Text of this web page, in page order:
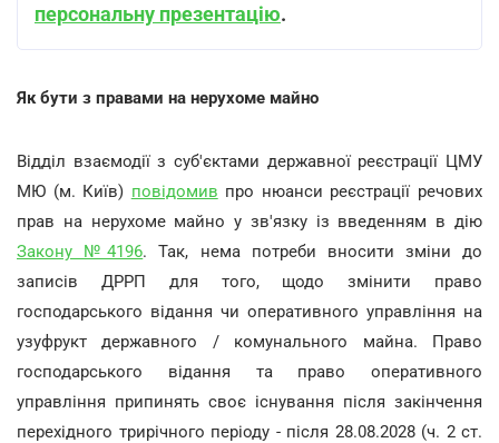
персональну презентацію.
Як бути з правами на нерухоме майно
Відділ взаємодії з суб'єктами державної реєстрації ЦМУ
МЮ (м. Київ) повідомив про нюанси реєстрації речових
прав на нерухоме майно у зв'язку із введенням в дію
Закону №4196. Так, нема потреби вносити зміни до
записів ДРРП для того, щодо змінити право
господарського відання чи оперативного управління на
узуфрукт державного / комунального майна. Право
господарського відання та право оперативного
управління припинять своє існування після закінчення
перехідного трирічного періоду - після 28.08.2028 (ч. 2 ст.